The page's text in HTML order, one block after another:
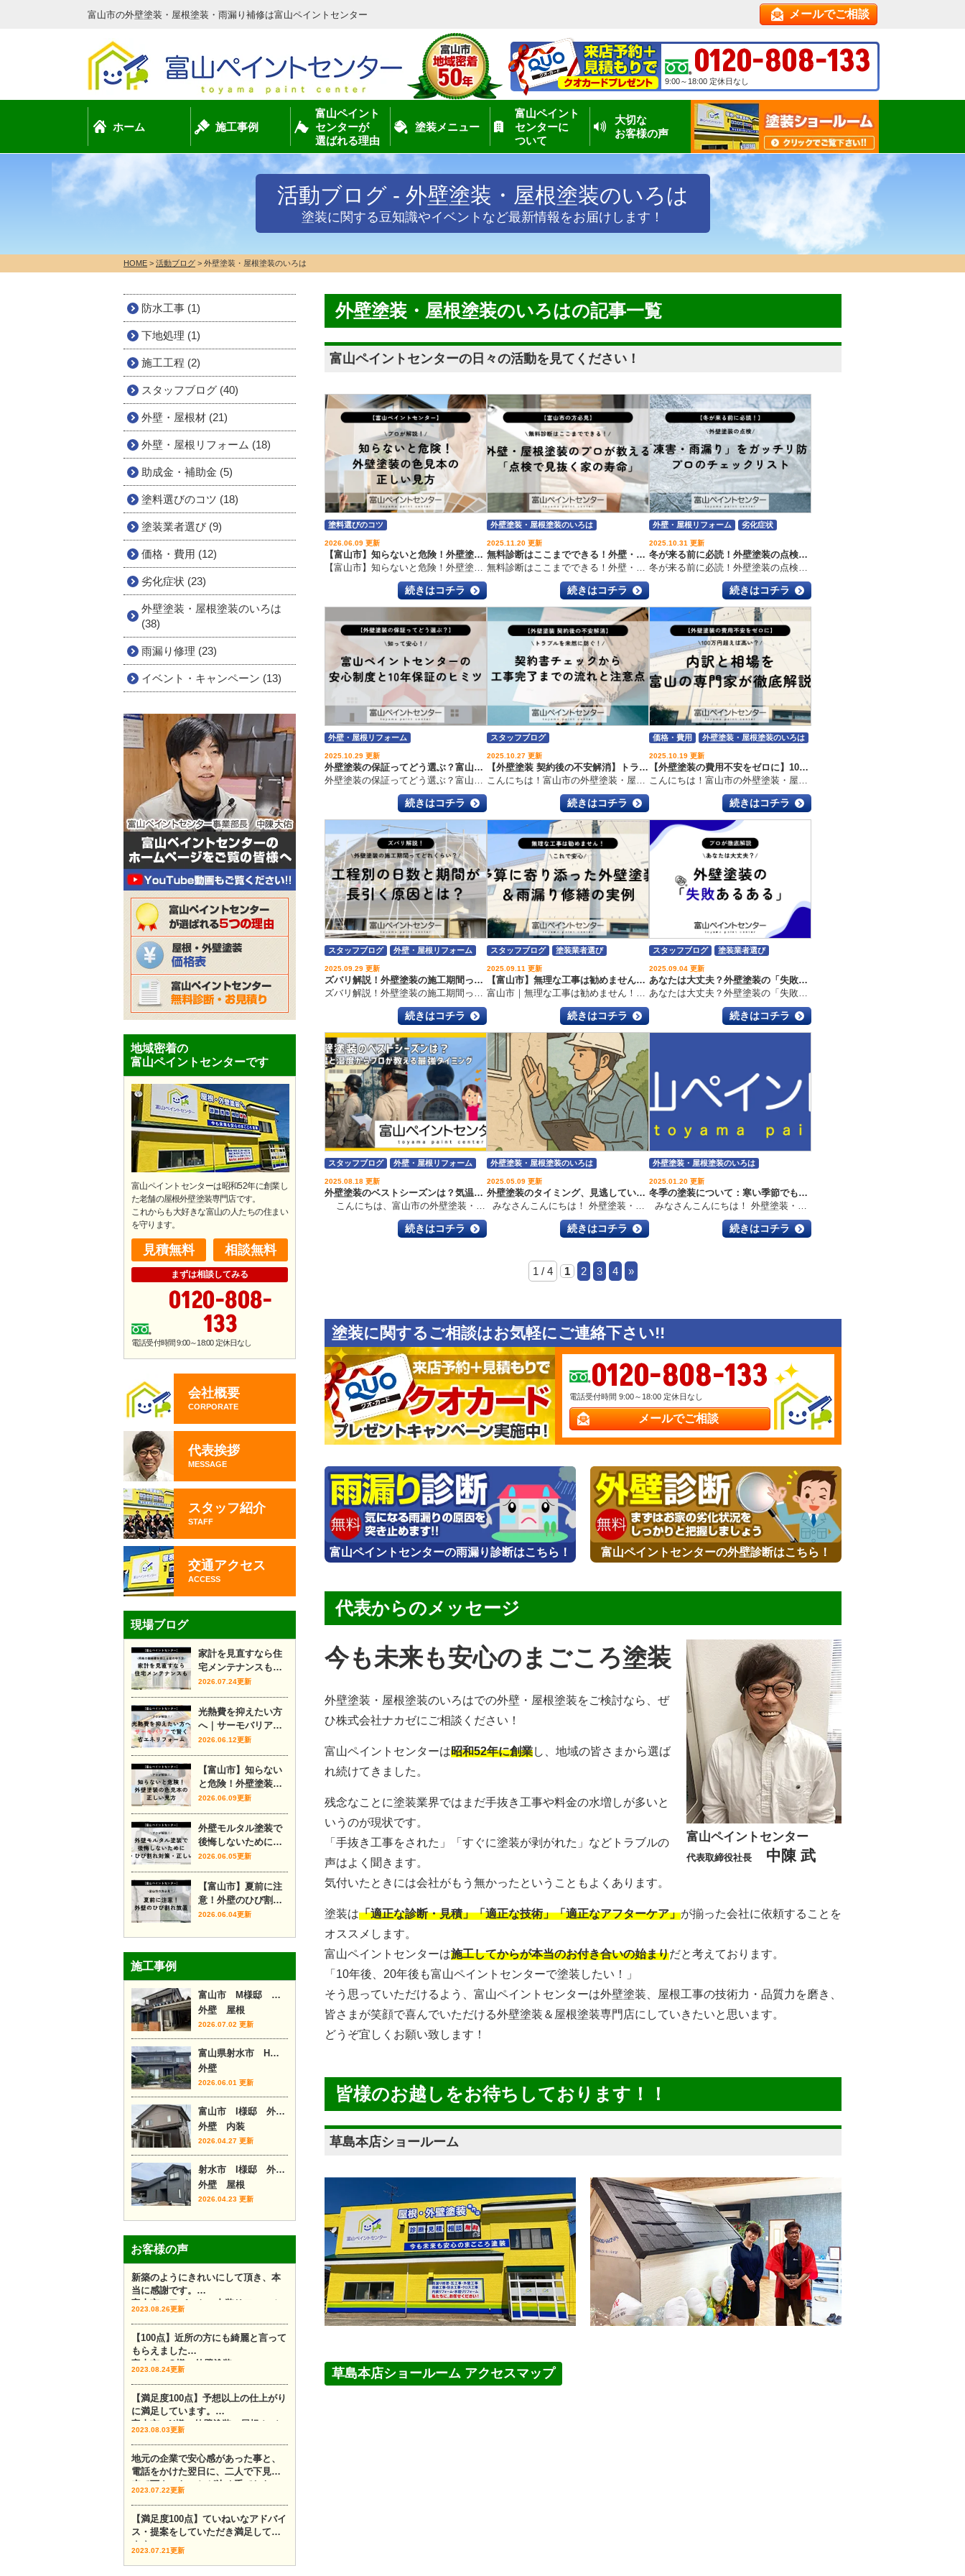
富山市の外壁塗装・屋根塗装・雨漏り補修は富山ペイントセンター メールでご相談
0120-808-133
9:00～18:00 定休日なし
ホーム 施工事例
富山ペイント
センターが
選ばれる理由
塗装メニュー
富山ペイント
センターに
ついて
大切な
お客様の声
活動ブログ - 外壁塗装・屋根塗装のいろは
塗装に関する豆知識やイベントなど最新情報をお届けします！
HOME > 活動ブログ > 外壁塗装・屋根塗装のいろは
外壁塗装・屋根塗装のいろはの記事一覧
富山ペイントセンターの日々の活動を見てください！
2026.06.09 更新
【富山市】知らないと危険！外壁塗装の色見本の正しい見方
【富山市】知らないと危険！外壁塗装の色見本の正しい見方 こんにちは！富山市の外壁塗装・屋根工事・雨漏り専門店、富山ペイントセンターです！いつもブログを読んでいただきありがとうございます
続きはコチラ
塗料選びのコツ
外壁塗装・屋根塗装のいろは
2025.11.20 更新
無料診断はここまでできる！外壁・屋根塗装のプロが教える「点検で見抜く家の寿命」
無料診断はここまでできる！外壁・屋根塗装のプロが教える「点検で見抜く家の寿命」 こんにちは！富山市の外壁塗装・屋根工事・雨漏り専門店、富山ペイントセンターです！いつもブログを読んでいただきありがとうございます
続きはコチラ
外壁塗装・屋根塗装のいろは
2025.10.31 更新
冬が来る前に必読！外壁塗装の点検で「凍害・雨漏り」をガッチリ防ぐプロのチェックリスト
冬が来る前に必読！外壁塗装の点検で「凍害・雨漏り」をガッチリ防ぐプロのチェックリスト こんにちは！富山市の外壁塗装・屋根工事・雨漏り専門店 富山ペイントセンター です！いつもブログを読んでくださり、ありがとうございます 「外壁のひび割れ、ちょっと気になる…でもまだ大丈夫？」「雪が降る前に何か対策しないとヤバいかも？」 そんな不安を抱えている方、多いんじゃないでしょうか。特に雪が多い富山市周辺では、冬の厳しい気候が建物の劣化スピードをググッと加速させてしまうんです この記事では、冬前にやっておきたい外壁塗装の点検の重要性 を解説。さらに、凍害・雨漏りを防ぐための具体的なセルフチェックリスト もご紹介します！ これを読めば、
続きはコチラ
外壁・屋根リフォーム
劣化症状
外壁塗装・屋根塗装のいろは
2025.10.29 更新
外壁塗装の保証ってどう選ぶ？富山ペイントセンターの安心制度と10年保証のヒミツ
外壁塗装の保証ってどう選ぶ？富山ペイントセンターの安心制度と10年保証のヒミツ こんにちは！富山市の外壁塗装・屋根工事・雨漏り専門店、富山ペイントセンターです！いつもブログを読んでいただきありがとうございます
続きはコチラ
外壁・屋根リフォーム
外壁塗装・屋根塗装のいろは
2025.10.27 更新
【外壁塗装 契約後の不安解消】トラブルを未然に防ぐ！契約書チェックから工事完了までの流れと注意点
こんにちは！富山市の外壁塗装・屋根工事・雨漏り専門店、富山ペイントセンターです！いつもブログを読んでいただきありがとうございます
続きはコチラ
スタッフブログ
外壁塗装・屋根塗装のいろは
2025.10.19 更新
【外壁塗装の費用不安をゼロに】100万円超えは高い？内訳と相場を富山の専門家が徹底解説
こんにちは！富山市の外壁塗装・屋根工事・雨漏り専門店、富山ペイントセンターです！いつもブログを読んでいただきありがとうございます
続きはコチラ
価格・費用 外壁塗装・屋根塗装のいろは
2025.09.29 更新
ズバリ解説！外壁塗装の施工期間ってどれくらい？工程別の日数と期間が長引く原因とは？
ズバリ解説！外壁塗装の施工期間ってどれくらい？工程別の日数と期間が長引く原因とは？ こんにちは！富山市の外壁塗装・屋根工事・雨漏り専門店、富山ペイントセンターです！いつもブログを読んでいただきありがとうございます
続きはコチラ
スタッフブログ
外壁・屋根リフォーム
外壁塗装・屋根塗装のいろは
2025.09.11 更新
【富山市】無理な工事は勧めません！予算に寄り添った外壁塗装＆雨漏り修繕の実例
富山市｜無理な工事は勧めません！予算に寄り添った外壁塗装＆雨漏り修繕の実例 こんにちは、富山市の外壁塗装・雨漏り専門店 富山ペイントセンター です。 「外壁塗装や雨漏り修繕って、つい高額な工事を勧められそうで不安…」そんなお悩みを持つ方、多いのではないでしょうか？ 実際、今回ご相談くださった80代ご夫婦も、他社で「カバー工法じゃないと止まらない」と言われ、高額な工事に不安を感じていらっしゃいました。 私たちは、必要な工事だけを丁寧に行い、予算に無理のないプランをご提案。「高額な工事じゃないと安心できない」と思われがちな外壁修繕でも、お客様に寄り添った施工でしっかり解決できるんです。 この記事では、実際に行った外壁塗装＆雨漏り修繕の事例を通して、 高齢でも安心して依頼できる施工 予算に無理のない工事の進め方 雨漏りを止めつつ外壁を長持ちさせるポイント をご紹介します。 目次 お客様のご相談内容 予算に合わせた施工プラン 施工内容のポイント 工事後のお客様の声 まとめ：予算内で安心の施工 お客様のご相談内容 今回ご相談くださったのは 80代のご夫婦。 「他社で“カバー工法じゃないと雨漏りは止まらない”と言われて、不安で仕方なかった…」 高額で大規模な工事を提案され、ご高齢のお二人にとっては、体力面も予算面も不安だらけ。 そこで私たちは、無理のない安心施工を一緒に考えることにしました。 予算に合わせた施工プラン ポイントは「必要なところだけをしっかり補修」すること。 今すぐ修繕が必要な部分を丁寧に補修 将来的に安心できる耐久性を確保 高額な工事は無理に提案せず、お客様に寄り添ったプラン これで「高額だからと不安になる…」なんてことはありません。 施工内容のポイント
続きはコチラ
スタッフブログ
塗装業者選び
外壁塗装・屋根塗装のいろは
2025.09.04 更新
あなたは大丈夫？外壁塗装の「失敗あるある」をプロが徹底解説
あなたは大丈夫？外壁塗装の「失敗あるある」をプロが徹底解説 みなさん、こんにちは！富山市で外壁塗装・屋根工事・雨漏り修理をやっている 富山ペイントセンター です。「外壁塗装を考えてるけど…失敗したら怖いな」「悪徳業者にだまされたくない！」そんな不安、めちゃくちゃ分かります。 外壁塗装って安い買い物じゃないですよね。だからこそ絶対に失敗したくない。でも実際には「やっちゃった…」って声も多いのが現実。 そこで今回は、外壁塗装でよくある失敗あるあるを、プロの目線から分かりやすく解説します！この記事を最後まで読めば、失敗しないための知識が身につくだけでなく、優良業者を見抜く目まで養えちゃいますよ。 目次 外壁塗装の失敗ってなぜ起こるの？3つの原因 1-1. 知らなかったからやっちゃった系 1-2. 業者選びでつまづいた系 1-3. 見積もりがざっくりすぎた系 外壁塗装「失敗あるある」Q&A Q1. 契約後に見積金額が上がったんだけど？ Q2. 思った色と全然違うんだけど？ Q3. 塗ったのにすぐ剥がれた！ 失敗しないためのチェックリスト もし失敗しちゃったら？対処法と相談先 まとめ：外壁塗装で後悔しないために 1. 外壁塗装の失敗ってなぜ起こるの？3つの原因 知らなかったからやっちゃった系 塗料って「アクリル」「ウレタン」「シリコン」「フッ素」…と種類があり、価格も耐久年数もバラバラ。でもそれを知らずに「おすすめです！」って言われたまま契約すると…「あれ？もう剥がれてきたんだけど」ってなることも。 業者選びでつまづいた系 「今だけキャンペーン！足場代無料！」「他社より30万円安くします！」こんな甘い言葉に惑わされて契約すると…結果はお察しです。大事なのは複数業者から見積もりを取って、冷静に比較すること！ 見積もりがざっくりすぎた系 「外壁塗装一式 ○○円」っていう見積もりは要注意。足場代や下地処理、3回塗り（下塗り・中塗り・上塗り）までちゃんと書いてあるか確認必須です。 2. 外壁塗装「失敗あるある」Q&A Q1. 契約後に見積金額が上がったんだけど？ → 基本的にありません！ただし工事中に予期せぬ劣化が見つかる場合は追加工事の提案はあり得ます。でも勝手に進めて高額請求してくる業者はアウト。 Q2. 思った色と全然違うんだけど？ → これも超あるある。色見本は小さいとイメージが狂いやすいです。A4サイズ以上の大きめサンプルやカラーシミュレーションを活用しましょう。 Q3. 塗ったのにすぐ剥がれた！ → 下地処理や乾燥時間を守らなかった可能性大。塗装は3回塗りが基本。ここを手抜きすると必ずトラブルに。 3. 失敗しないためのチェックリスト
続きはコチラ
スタッフブログ
塗装業者選び
外壁塗装・屋根塗装のいろは
2025.08.18 更新
外壁塗装のベストシーズンは？気温と湿度からプロが教える最強タイミング
こんにちは、富山市の外壁塗装・屋根工事・雨漏り専門店、富山ペイントセンターです！いつもブログを読んでいただき、ありがとうございます ‍。 突然ですが…「外壁のひび割れが目立ってきたけど、いつ塗り替えればいいの？」なんて悩んだことありませんか？ 外壁塗装って「劣化したからそろそろやろうかな」くらいで決めがちなんですが、実は “時期” がめちゃくちゃ大事 なんです。 なぜなら、気温や湿度によって仕上がりが全然変わってしまうから。下手すると「数年で塗り直し」なんて悲劇も…。 そこで今回は、外壁塗装に最適なタイミングを、気温と湿度の観点からわかりやすく解説します。この記事を読めば「失敗しない塗り替え時期」がバッチリわかりますよ！ 目次 外壁塗装のベストシーズンはズバリ「春」と「秋」！ 理想的な気温と湿度の条件とは？ 季節ごとのメリット・デメリットまとめ 春（3〜5月） 秋（9〜11月） 夏（6〜8月） 冬（12〜2月） 「最適な時期を逃した…」でも大丈夫！ 富山市で外壁塗装を考えるなら？ まとめ 外壁塗装のベストシーズンはズバリ「春」と「秋」！ 結論から言いましょう。外壁塗装に最も適しているのは、春（3〜5月）と秋（9〜11月） です。 この時期は気温も湿度も安定していて、塗料が一番いい感じに仕上がります。いわば「外壁塗装のゴールデンタイム」 理想的な条件とは？ 気温：5℃以上 湿度：85％以下 この条件を満たすと、塗料がムラなく乾燥・硬化し、耐久性や美観も長持ちします。 季節ごとのメリット・デメリットまとめ 春（3〜5月） メリット：気温安定・雨少なめ・乾燥◎
続きはコチラ
スタッフブログ
外壁・屋根リフォーム
外壁塗装・屋根塗装のいろは
2025.05.09 更新
外壁塗装のタイミング、見逃していませんか？プロが教える5つのサイン
みなさんこんにちは！ 外壁塗装・屋根塗装・雨漏り工事専門店の 富山ペイントセンターです。 ”地域密着” 私たちは、富山市草島にショールームを構え 富山市を中心とした 建物を長持ちさせる施工メーカーです。 地域の皆様の住まいを守り、暮らしを守ります。 雨漏り、外壁塗装、屋根塗装、外装リフォームは 富山ペイントセンターにお任せください！ 外壁塗装のタイミング、見逃していませんか？プロが教える5つのサイン はじめに 「まだ塗装は必要ない」と思っていませんか？実は、外壁塗装は築年数だけでは判断できません。塗装のタイミングを逃すと、補修費用が高くなる・雨漏りなどの被害につながる可能性も。 この記事では、プロが注目している5つの劣化サインをご紹介します。富山県のような湿気や積雪の多い地域では、特に早めのチェックが重要です。 目次 チョーキング現象（白い粉がつく） ヒビ・割れの発生 コケ・カビの付着 色あせ・変色 防水性の低下（雨漏りの兆候） 1. チョーキング現象（白い粉がつく） 外壁を触ったときに、手に白っぽい粉が付着する状態を…チョーキング…といいます。これは塗料の樹脂成分が紫外線や雨風によって分解され、顔料が表面に浮き出てくる現象です。 チョーキングが発生すると… 防水性が低下し、雨水が壁内部に浸み込む原因になります 見た目が粉っぽくくすんで、美観も損なわれます そのまま放置すると下地にダメージが及び、補修範囲が広がることも 定期的な手触りチェックを習慣にすると、早期発見につながります。特に、南向きや西向きの外壁は紫外線の影響を受けやすく要注意です。 2. ヒビ・割れの発生 外壁に細かな線状のヒビが入っている場合、それは…ヘアークラック…と呼ばれる初期の劣化症状です。一方で、幅0.3mm以上の深い亀裂は構造への影響も考慮すべき重大なサインです。 ヒビ割れの放置は危険 雨水が入り、下地や断熱材が腐食する原因になります 富山県のような積雪地域では、凍害による拡大が起きやすい 冬場に水分が入り→凍結→膨張→割れが広がる、の悪循環 早めの充填補修や、塗装による防水層の再構築が大切です。ヒビの幅や深さにより、下地処理の方法が変わるので、プロの診断を受けましょう。 3. コケ・カビの付着 外壁表面に緑色の…コケ…や黒い…カビ…が生えてきたら、それは防水性・撥水性が切れてきた証拠。特に北面や軒下、風通しの悪い場所で起こりやすいです。 放置のデメリット 見た目が古く・汚れて見える 湿気をため込みやすく、外壁材の腐食や剥がれの原因になる カビが繁殖すると、アレルギーなど健康面への悪影響も 高圧洗浄やバイオ洗浄で取り除くことが可能ですが、再発を防ぐには塗装で撥水性を回復することが大切です。 4. 色あせ・変色 塗装された外壁は、日光（紫外線）や風雨によって、年数が経つにつれて色あせてきます。これは、塗料中の顔料や樹脂が分解されている状態です。 色あせの進行例 鮮やかだった色が白っぽくくすむ 一部だけ色ムラができて、まだらな印象になる 塗膜が薄くなり、防水力が著しく低下する 機能性塗料（無機・フッ素・遮熱など）で塗り替えると、長期的な耐候性を確保できます。色あせは単なる見た目の問題だけでなく、劣化の前兆と捉えることが重要です。 5. 防水性の低下（雨漏りの兆候） ”壁紙の浮き”や窓枠まわりの黒ずみなど、室内に異変が出てきた場合は、すでに外壁からの浸水が始まっている可能性があります。塗膜の劣化により、水の侵入を防げなくなった状態です。 室内への浸水の怖さ 構造部（柱・梁など）まで水が達すると、木材が腐る・カビが繁殖する シロアリの発生リスクも上がる 雨漏り修理は“内部解体”が必要になるケースも多く、高額になりやすい :早期発見が最良の節約:です。外壁の劣化だけでなく、ベランダや屋根の防水層もあわせて点検しましょう。 外壁診断はプロに相談を これらのサインが一つでも当てはまる場合、外壁診断を受けることを強くおすすめします。当社では、富山県の気候特性（湿気・積雪・寒暖差）を考慮した点検と診断を行っております。もちろん無料で診断いたしますので、まずはお気軽にご相談ください。 まとめ 外壁塗装のタイミングは見た目以上に重要です。以下のサインを見逃さないようにしましょう 白い粉（チョーキング） ヒビ・割れ コケ・カビ 色あせ 室内への影響（雨漏り） 放置せず、早めの診断・補修が住まいを長持ちさせる第一歩です。 私たちは、富山市を中心とした ”地域密着”で建物を長持ちさせる施工メーカーです。 富山ペイントセンターは昭和50年に創業し、地域の皆さまから選ばれ続けてきました。 「10年後、20年後の塗装も 富山ペイントセンターに依頼したい！」 これからもそう思っていただけるよう、私たちは外壁塗装、屋根塗装・雨漏り工事の技術力・品質を磨きます。 そして、皆さまが笑顔で喜んでいただける外壁塗装、屋根塗装・雨漏り工事専門店にしていきたいと思いますので、どうぞよろしくお願いいたします。 富山ペイントセンターはご相談、診断、お見積りは無料です。 お気軽にご相談ください。 お問い合わせはコチラ 富山ペイントセンターは富山市草島にショールームを構えています。 ショールームでは実物サンプルを見て、専門家に話を聞くことが出来ます。 他にも、実際のお家の写真でカラーシミュレーションを行い お住まいの新しい表情を見ることもでき、 塗装した際のイメージをつかみやすくなります。 ご来店予約はコチラ ※ページ下部にあります。 富山ペイントセンターは、 ご相談、診断、お見積り すべて 無料 です！ お問い合わせ、ご相談は気軽におかけください。 ０１２０-８０８-１３３
続きはコチラ
外壁塗装・屋根塗装のいろは
2025.01.20 更新
冬季の塗装について：寒い季節でも塗装はできるの？
みなさんこんにちは！ 外壁塗装・屋根塗装・雨漏り工事専門店の 富山ペイントセンターです。 ”地域密着” 私たちは、富山市草島にショールームを構え 富山市を中心とした 建物を長持ちさせる施工メーカーです。 地域の皆様の住まいを守り、暮らしを守ります。 雨漏り、外壁塗装、屋根塗装、外装リフォームは 富山ペイントセンターにお任せください！ 冬季の塗装について：寒い季節でも塗装はできるの？ はじめに 「冬でも塗装はできるの？」と疑問を持たれる方も多いのではないでしょうか。寒い時期は気温や湿度が塗装作業に影響を与えるため、不安に思うこともあるかと思います。以外にも、冬季の塗装にはメリットもあったりします。今回は、冬季に塗装を行う際のポイントや注意点について解説します。 目次 冬季でも塗装は可能？ 冬季塗装のメリット 冬季塗装の注意点 冬季塗装が向いている場所 まとめ 冬季でも塗装は可能？ 結論から言うと、冬季でも塗装は可能です。ただし、施工にはいくつかの条件を満たす必要があります。 気温条件通常、塗装は気温が5℃以上の環境で行うのが基本です。それ以下の気温では塗料の乾燥が遅れたり、塗膜の形成が不十分になる可能性があります。 湿度条件冬季は湿度が低く乾燥しやすいため、塗料が早く乾く利点があります。ただし、降雨や雪がある場合は施工ができません。 冬季の塗装では、メッシュシートを使用することで作業時間を確保しやすくなります。雨が降る場合も、メッシュシートが雨除けをしてくれます。屋根から足場にかけてマスカー養生を行うことで、雨の中でも作業できる場合があります。 また、ジェットヒーターを使用することで、温室のような状態になります。そのため、気温が５度に満たない場合でも温度条件を満たすことができます。 冬季塗装のメリット 冬季の塗装にはいくつかのメリットもあります： 需要が少ないためスケジュールが取りやすい塗装の繁忙期（春～秋）に比べて施工業者のスケジュールに余裕があるため、計画を立てやすい時期です。 湿度が低い環境で塗料が安定冬季の乾燥した空気は、塗料の乾燥を助けるため、仕上がりが均一になりやすい。 特別価格やキャンペーンの活用業者によっては、冬季限定の割引や特別キャンペーンを実施している場合があります。 冬季塗装の注意点 施工時間の制約冬は日照時間が短いため、作業可能な時間が限られます。早朝や夕方は気温が下がるため、日中の暖かい時間帯に施工を行うことが一般的です。 施工スケジュールの長期化冬は天候が変わりやすく、他の現場を見ながら、合間合間の作業になることで、施工スケジュールの長期化につながる場合があります。 塗料の選定寒冷地や低気温環境に対応した塗料を選ぶことが大切です。専門業者に相談することで、最適な塗料を提案してもらえます。 天候の急変に注意冬季は突然の降雪や雨があるため、施工日程を柔軟に調整する必要があります。 基材の状態を確認寒い時期は基材が冷たく湿っている場合があります。施工前に基材の温度や状態を確認し、適切な準備を行うことが重要です。 冬季塗装が向いている場所 室内塗装：気温や天候の影響が少ないため、冬季でも問題なく施工できます。 日当たりの良い壁面：施工環境が整いやすく、塗料が適切に乾燥します。 冬場でも比較的暖かい地域の外壁や屋根。 まとめ 冬季の塗装は、気温や天候などの条件を管理すれば問題なく施工が可能です。特に需要が少ない時期を活用して、計画的に塗装を進めることで、スムーズにリフォームを行うことができます。 塗装に関するご相談や冬季限定の施工プランについては、ぜひお気軽にお問い合わせください。専門のスタッフが、最適な塗料や施工方法をご提案いたします。 私たちは、富山市を中心とした ”地域密着”で建物を長持ちさせる施工メーカーです。 富山ペイントセンターは昭和50年に創業し、地域の皆さまから選ばれ続けてきました。 「10年後、20年後の塗装も 富山ペイントセンターに依頼したい！」 これからもそう思っていただけるよう、私たちは外壁塗装、屋根塗装・雨漏り工事の技術力・品質を磨きます。 そして、皆さまが笑顔で喜んでいただける外壁塗装、屋根塗装・雨漏り工事専門店にしていきたいと思いますので、どうぞよろしくお願いいたします。 富山ペイントセンターはご相談、診断、お見積りは無料です。 お気軽にご相談ください。 お問い合わせはコチラ 富山ペイントセンターは富山市草島にショールームを構えています。 ショールームでは実物サンプルを見て、専門家に話を聞くことが出来ます。 他にも、実際のお家の写真でカラーシミュレーションを行い お住まいの新しい表情を見ることもでき、 塗装した際のイメージをつかみやすくなります。 ご来店予約はコチラ ※ページ下部にあります。 富山ペイントセンターは、 ご相談、診断、お見積り すべて 無料 です！ お問い合わせ、ご相談は気軽におかけください。 ０１２０-８０８-１３３
続きはコチラ
外壁塗装・屋根塗装のいろは
1 / 4 1 2 3 4 »
塗装に関するご相談はお気軽にご連絡下さい!!
0120-808-133
電話受付時間 9:00～18:00 定休日なし
メールでご相談
富山ペイントセンターの雨漏り診断はこちら！ 富山ペイントセンターの外壁診断はこちら！
代表からのメッセージ
富山ペイントセンター
代表取締役社長 中陳 武
今も未来も安心のまごころ塗装
外壁塗装・屋根塗装のいろはでの外壁・屋根塗装をご検討なら、ぜ
ひ株式会社ナカゼにご相談ください！
富山ペイントセンターは昭和52年に創業し、地域の皆さまから選ば
れ続けてきました。
残念なことに塗装業界ではまだ手抜き工事や料金の水増しが多いと
いうのが現状です。
「手抜き工事をされた」「すぐに塗装が剥がれた」などトラブルの
声はよく聞きます。
気付いたときには会社がもう無かったということもよくあります。
塗装は「適正な診断・見積」「適正な技術」「適正なアフターケア」が揃った会社に依頼することを
オススメします。
富山ペイントセンターは施工してからが本当のお付き合いの始まりだと考えております。
「10年後、20年後も富山ペイントセンターで塗装したい！」
そう思っていただけるよう、富山ペイントセンターは外壁塗装、屋根工事の技術力・品質力を磨き、
皆さまが笑顔で喜んでいただける外壁塗装＆屋根塗装専門店にしていきたいと思います。
どうぞ宜しくお願い致します！
皆様のお越しをお待ちしております！！
草島本店ショールーム
草島本店ショールーム アクセスマップ
防水工事 (1)
下地処理 (1)
施工工程 (2)
スタッフブログ (40)
外壁・屋根材 (21)
外壁・屋根リフォーム (18)
助成金・補助金 (5)
塗料選びのコツ (18)
塗装業者選び (9)
価格・費用 (12)
劣化症状 (23)
外壁塗装・屋根塗装のいろは
(38)
雨漏り修理 (23)
イベント・キャンペーン (13)
地域密着の
富山ペイントセンターです
富山ペイントセンターは昭和52年に創業し
た老舗の屋根外壁塗装専門店です。
​これからも大好きな富山の人たちの住まい
を守ります。
見積無料 相談無料
まずは相談してみる
0120-808-
133
電話受付時間 9:00～18:00 定休日なし
会社概要
CORPORATE
代表挨拶
MESSAGE
スタッフ紹介
STAFF
交通アクセス
ACCESS
現場ブログ
家計を見直すなら住
宅メンテナンスも｜
将来の修繕費を抑え
る家の守り方
2026.07.24更新
光熱費を抑えたい方
へ｜サーモバリアで
賢く省エネリフォー
ム
2026.06.12更新
【富山市】知らない
と危険！外壁塗装の
色見本の正しい見方
2026.06.09更新
外壁モルタル塗装で
後悔しないために｜
費用・ひび割れ対
策・正しい時期をプ
ロが解説
2026.06.05更新
【富山市】夏前に注
意！外壁のひび割れ
放置
2026.06.04更新
施工事例
富山市 M様邸 外壁カバー工事
外壁 屋根
2026.07.02 更新
富山県射水市 H様邸
外壁
2026.06.01 更新
富山市 I様邸 外壁塗装・内装リフォーム
外壁 内装
2026.04.27 更新
射水市 I様邸 外壁塗装・屋根カバー
外壁 屋根
2026.04.23 更新
お客様の声
新築のようにきれいにして頂き、本
当に感謝です。
富山市 アパート 内装リフォーム
2023.08.26更新
【100点】近所の方にも綺麗と言って
もらえました
富山市 O様 外壁塗装
2023.08.24更新
【満足度100点】予想以上の仕上がり
に満足しています。
富山市 N様 外壁塗装 屋根カバー
2023.08.03更新
地元の企業で安心感があった事と、
電話をかけた翌日に、二人で下見に
来て下さったことが決め手でした。
富山市 外壁塗装 外壁カバー
2023.07.22更新
【満足度100点】ていねいなアドバイ
ス・提案をしていただき満足してい
ます。
富山市 外壁塗装 Y様
2023.07.21更新